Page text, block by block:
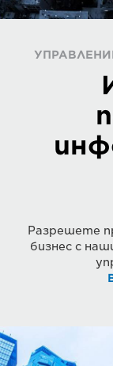
Разрешете
бизнес с